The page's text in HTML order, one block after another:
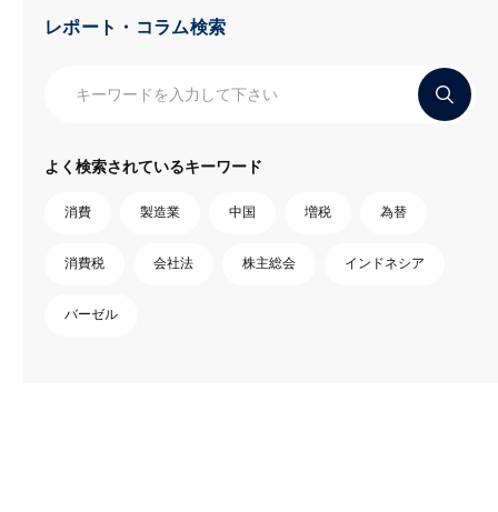
レポート・コラム検索
よく検索されているキーワード
消費 製造業 中国 増税 為替
消費税 会社法 株主総会 インドネシア
バーゼル